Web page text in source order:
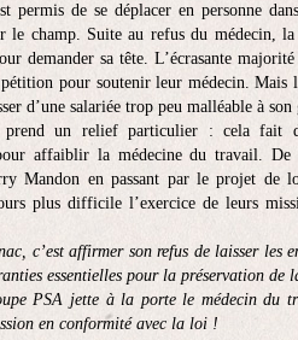
permis de se déplacer en personne
le champ. Suite au refus du médecin,
demander sa tête. L’écrasante
pour soutenir leur médecin. Mais
d’une salariée trop peu malléable à son
prend un relief particulier : cela fait
affaiblir la médecine du travail.
Mandon en passant par le projet de
plus difficile l’exercice de leurs
c’est affirmer son refus de laisser les
essentielles pour la préservation de
PSA jette à la porte le médecin du
en conformité avec la loi !